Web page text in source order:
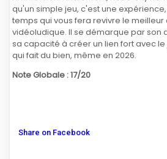
qu'un simple jeu, c'est une
temps qui vous fera revivre le meilleur
vidéoludique. Il se démarque par son
sa capacité à créer un lien fort avec
qui fait du bien, même en 2026.
Note Globale : 17/20
Share on Facebook